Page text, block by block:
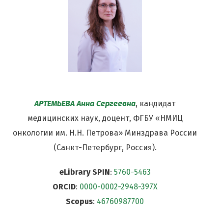
АРТЕМЬЕВА Анна Сергеевна, кандидат
медицинских наук, доцент, ФГБУ «НМИЦ
онкологии им. Н.Н. Петрова» Минздрава России
(Санкт-Петербург, Россия).
eLibrary SPIN: 5760-5463
ORCID: 0000-0002-2948-397X
Scopus: 46760987700